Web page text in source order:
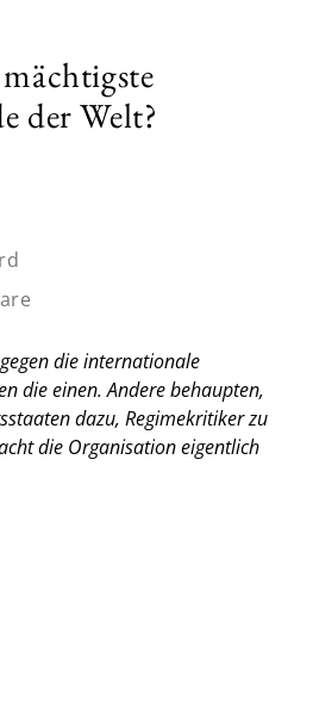
der Welt?
die internationale
die einen. Andere behaupten,
dazu, Regimekritiker zu
die Organisation eigentlich